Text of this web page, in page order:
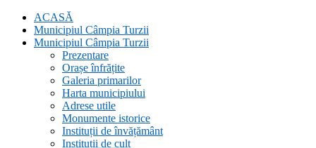
ACASĂ
Municipiul Câmpia Turzii
Municipiul Câmpia Turzii
Prezentare
Orașe înfrățite
Galeria primarilor
Harta municipiului
Adrese utile
Monumente istorice
Instituții de învățământ
Instituții de cult